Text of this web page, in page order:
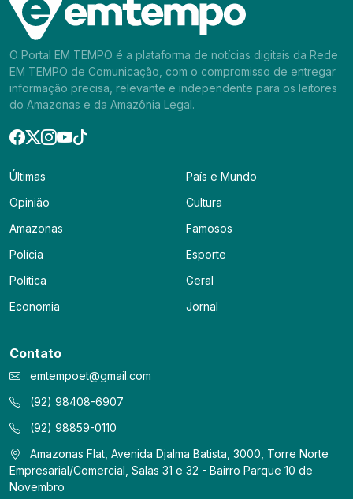
O Portal EM TEMPO é a plataforma de notícias digitais da Rede
EM TEMPO de Comunicação, com o compromisso de entregar
informação precisa, relevante e independente para os leitores
do Amazonas e da Amazônia Legal.
Últimas
Opinião
Amazonas
Polícia
Política
Economia
País e Mundo
Cultura
Famosos
Esporte
Geral
Jornal
Contato
emtempoet@gmail.com
(92) 98408-6907
(92) 98859-0110
Amazonas Flat, Avenida Djalma Batista, 3000, Torre Norte
Empresarial/Comercial, Salas 31 e 32 - Bairro Parque 10 de
Novembro